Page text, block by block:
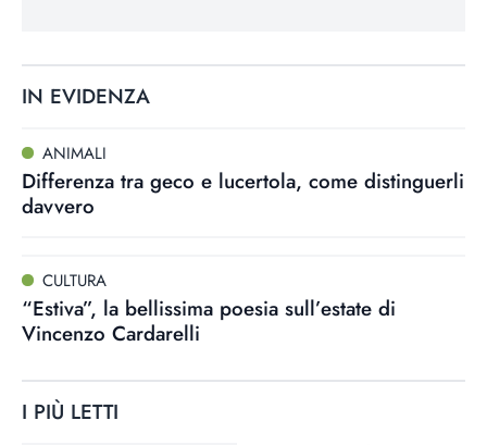
IN EVIDENZA
ANIMALI
Differenza tra geco e lucertola, come distinguerli
davvero
CULTURA
“Estiva”, la bellissima poesia sull’estate di
Vincenzo Cardarelli
I PIÙ LETTI